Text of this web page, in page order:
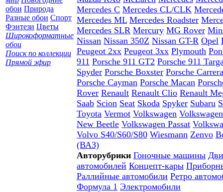
обои Природа
Разные обои Спорт
Фэнтези Цветы
Широкоформатные
обои
Поиск по коллекции
Прямой эфир
Mercedes C Mercedes CL/CLK
Mercedes ML Mercedes Roadster
Mercedes SLR Mercury MG Rover
Nissan Nissan 350Z Nissan GT-R Opel
Peugeot 2xx Peugeot 3xx Plymouth
911 Porsche 911 GT2 Porsche 911
Spyder Porsche Boxster Porsche
Porsche Cayman Porsche Macan
Rover Renault Renault Clio Renault
Saab Scion Seat Skoda Spyker Subaru
Toyota Vermot Volkswagen
New Beetle Volkswagen Passat
Volvo S40/S60/S80 Wiesmann Zenvo
(ВАЗ)
Авторубрики Гоночные машины
автомобилей Концепт-кары
Раллийные автомобили Ретро
Формула 1 Электромобили